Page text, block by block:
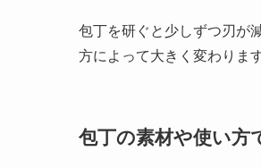
包丁を研ぐと少しずつ刃が
方によって大きく変わりま
包丁の素材や使い方